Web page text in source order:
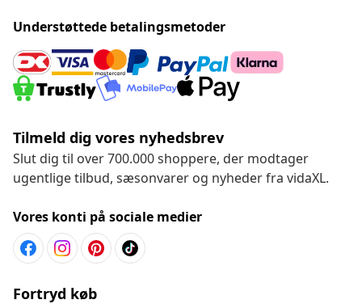
Understøttede betalingsmetoder
Tilmeld dig vores nyhedsbrev
Slut dig til over 700.000 shoppere, der modtager
ugentlige tilbud, sæsonvarer og nyheder fra vidaXL.
Vores konti på sociale medier
Fortryd køb